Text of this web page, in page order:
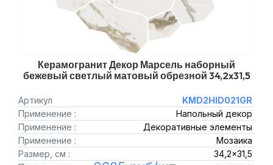
Керамогранит Декор Марсель наборный
бежевый светлый матовый обрезной 34,2x31,5
Артикул
KMD2HID021GR
Применение :
Напольный декор
Применение :
Декоративные элементы
Применение :
Мозаика
Размер, см :
34,2x31,5